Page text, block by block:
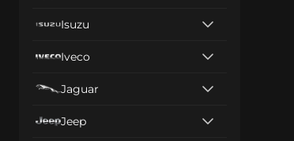
Isuzu
Iveco
Jaguar
Jeep